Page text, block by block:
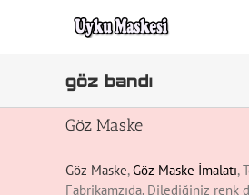
göz bandı
Göz Maske
Göz Maske,Göz Maske İmalatı,
Fabrikamzıda, Dilediğiniz renk